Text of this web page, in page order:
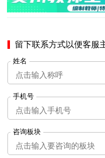
留下联系方式以便客服
姓名
手机号
咨询板块